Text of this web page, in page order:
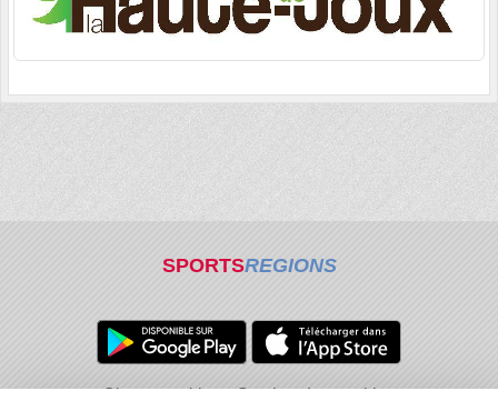
SPORTSREGIONS
Charte cookies Gestion des cookies